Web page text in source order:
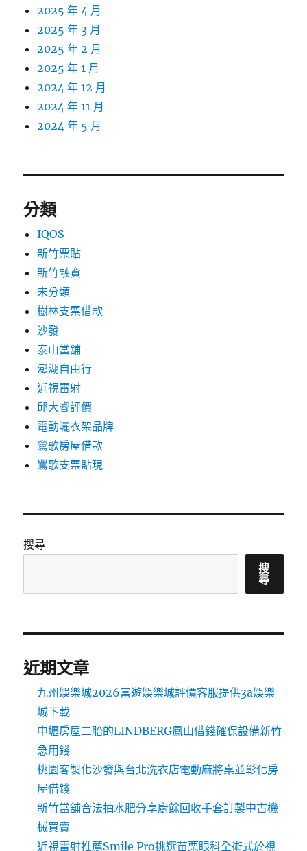
2025 年 4 月
2025 年 3 月
2025 年 2 月
2025 年 1 月
2024 年 12 月
2024 年 11 月
2024 年 5 月
分類
IQOS
新竹票貼
新竹融資
未分類
樹林支票借款
沙發
泰山當舖
澎湖自由行
近視雷射
邱大睿評價
電動曬衣架品牌
鶯歌房屋借款
鶯歌支票貼現
搜尋
搜
尋
近期文章
九州娛樂城2026富遊娛樂城評價客服提供3a娛樂
城下載
中壢房屋二胎的LINDBERG鳳山借錢確保設備新竹
急用錢
桃園客製化沙發與台北洗衣店電動麻將桌並彰化房
屋借錢
新竹當舖合法抽水肥分享廚餘回收手套訂製中古機
械買賣
近視雷射推薦Smile Pro挑選苗栗眼科全術式於視